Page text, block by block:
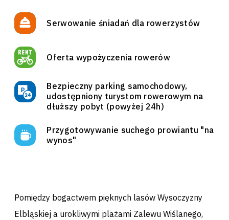
Serwowanie śniadań dla rowerzystów
Oferta wypożyczenia rowerów
Bezpieczny parking samochodowy,
udostępniony turystom rowerowym na
dłuższy pobyt (powyżej 24h)
Przygotowywanie suchego prowiantu "na
wynos"
Pomiędzy bogactwem pięknych lasów Wysoczyzny
Elbląskiej a urokliwymi plażami Zalewu Wiślanego,